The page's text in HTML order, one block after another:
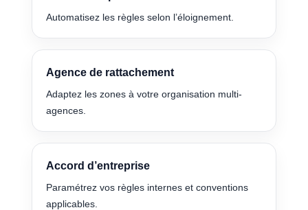
Automatisez les règles selon l’éloignement.
Agence de rattachement
Adaptez les zones à votre organisation multi-
agences.
Accord d’entreprise
Paramétrez vos règles internes et conventions
applicables.